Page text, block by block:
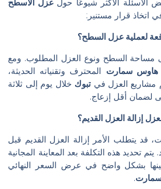
اتخاذ قرار مستنير:
مساحة السطح ونوع العزل المطلوب. ومع
هاوس سمارت المحترف وتقنياته الحديثة،
مشاريع العزل في تبوك خلال يوم إلى ثلاثة
لضمان أقل إزعاج.
قد يتطلب الأمر إزالة العزل القديم قبل
تحديد هذه التكلفة بعد المعاينة المجانية
بشكل واضح في عرض السعر النهائي
.